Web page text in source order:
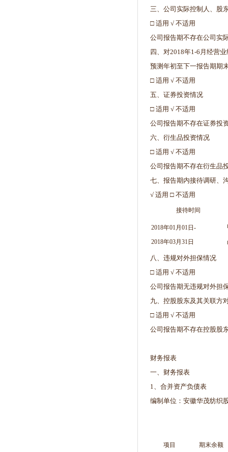
三、公司实际控制人、股
□ 适用 √ 不适用
公司报告期不存在公司实
四、对2018年1-6月经营
预测年初至下一报告期期
□ 适用 √ 不适用
五、证券投资情况
□ 适用 √ 不适用
公司报告期不存在证券投
六、衍生品投资情况
□ 适用 √ 不适用
公司报告期不存在衍生品
七、报告期内接待调研、
√ 适用 □ 不适用
接待时间
2018年01月01日-
2018年03月31日
八、违规对外担保情况
□ 适用 √ 不适用
公司报告期无违规对外担
九、控股股东及其关联方
□ 适用 √ 不适用
公司报告期不存在控股股
财务报表
一、财务报表
1、合并资产负债表
编制单位：安徽华茂纺织
项目 期末余额